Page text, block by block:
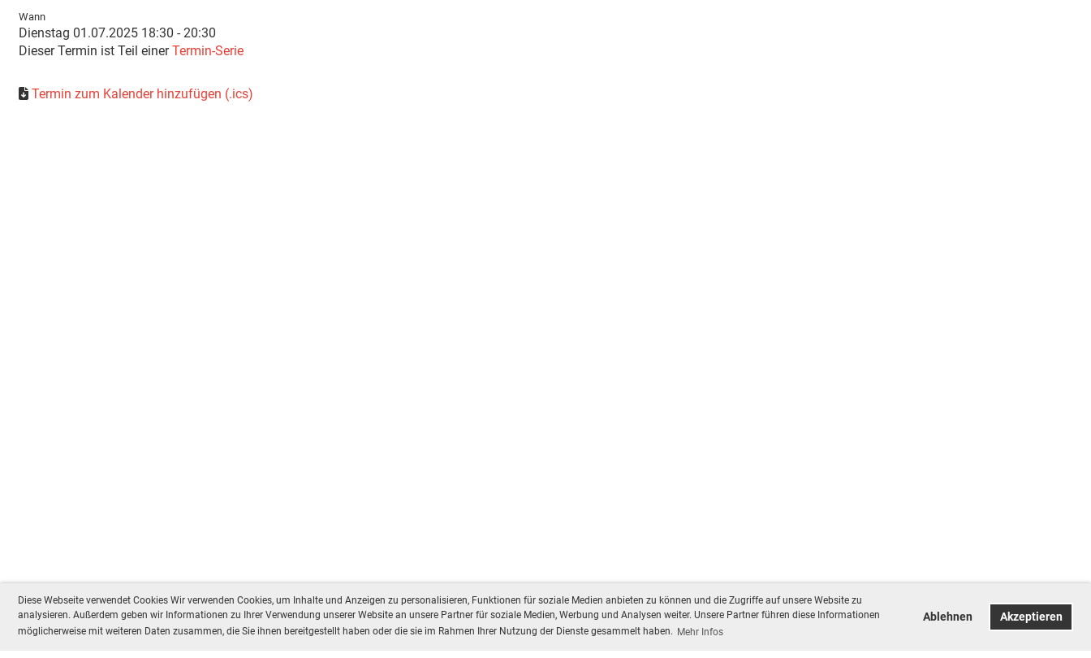
Diese Webseite verwendet Cookies Wir verwenden Cookies, um Inhalte und Anzeigen zu personalisieren, Funktionen für soziale Medien anbieten zu können und die Zugriffe auf unsere Website zu
analysieren. Außerdem geben wir Informationen zu Ihrer Verwendung unserer Website an unsere Partner für soziale Medien, Werbung und Analysen weiter. Unsere Partner führen diese Informationen
möglicherweise mit weiteren Daten zusammen, die Sie ihnen bereitgestellt haben oder die sie im Rahmen Ihrer Nutzung der Dienste gesammelt haben. Mehr Infos
Ablehnen Akzeptieren
Wann
Dienstag 01.07.2025 18:30 - 20:30
Dieser Termin ist Teil einerTermin-Serie
Termin zum Kalender hinzufügen (.ics)